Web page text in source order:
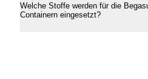
Welche Stoffe werden für die
Containern eingesetzt?